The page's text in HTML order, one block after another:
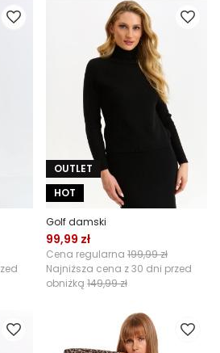
OUTLET
HOT
Golf damski
99,99 zł
Cena regularna 199,99 zł
Najniższa cena z 30 dni przed
obniżką 149,99 zł